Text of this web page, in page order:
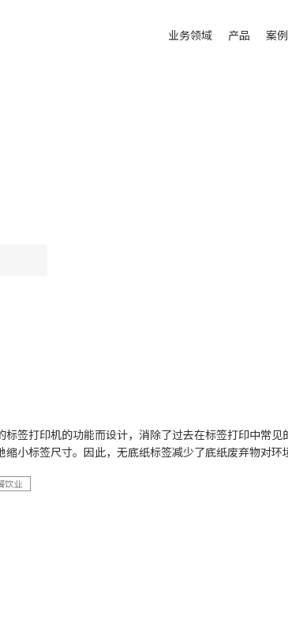
业务领域 产品 案
签打印机的功能而设计，消除了过去在标签打印中常
小标签尺寸。因此，无底纸标签减少了底纸废弃物对环
饮业